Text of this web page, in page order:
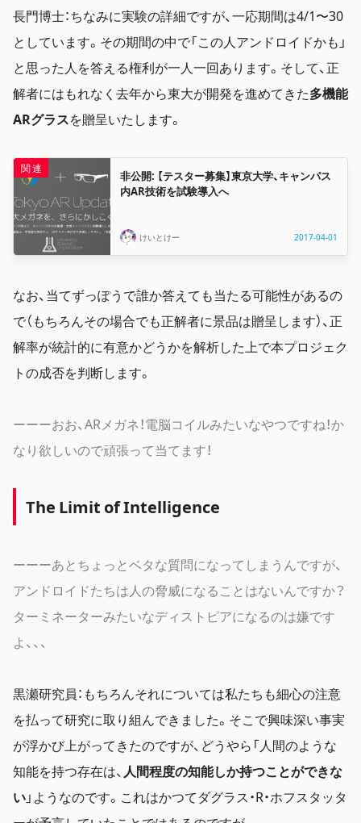
長門博士：ちなみに実験の詳細ですが、一応期間は4/1〜30
としています。その期間の中で「この人アンドロイドかも」
と思った人を答える権利が一人一回あります。そして、正
解者にはもれなく去年から東大が開発を進めてきた多機能
ARグラスを贈呈いたします。
非公開: 【テスター募集】東京大学、キャンパス
内AR技術を試験導入へ
けいとけー 2017-04-01
なお、当てずっぽうで誰か答えても当たる可能性があるの
で（もちろんその場合でも正解者に景品は贈呈します）、正
解率が統計的に有意かどうかを解析した上で本プロジェク
トの成否を判断します。
ーーーおお、ARメガネ！電脳コイルみたいなやつですね！か
なり欲しいので頑張って当てます！
The Limit of Intelligence
ーーーあとちょっとベタな質問になってしまうんですが、
アンドロイドたちは人の脅威になることはないんですか？
ターミネーターみたいなディストピアになるのは嫌です
よ、、、
黒瀬研究員：もちろんそれについては私たちも細心の注意
を払って研究に取り組んできました。そこで興味深い事実
が浮かび上がってきたのですが、どうやら「人間のような
知能を持つ存在は、 人間程度の知能しか持つことができな
い」ようなのです。これはかつてダグラス・R・ホフスタッタ